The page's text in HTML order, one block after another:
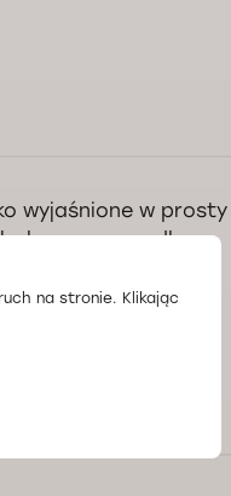
wyjaśnione w prosty
co rzadko
na stronie. Klikając